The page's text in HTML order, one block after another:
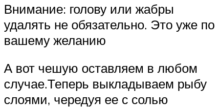
Внимание: голову или жабры
удалять не обязательно. Это уже по
вашему желанию
А вот чешую оставляем в любом
случае.Теперь выкладываем рыбу
слоями, чередуя ее с солью